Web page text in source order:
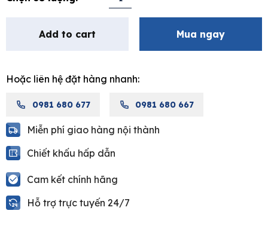
nóng
AT90893A
Add to cart Mua ngay
Hoặc liên hệ đặt hàng nhanh:
0981 680 677 0981 680 667
Miễn phí giao hàng nội thành
Chiết khấu hấp dẫn
Cam kết chính hãng
Hỗ trợ trực tuyến 24/7